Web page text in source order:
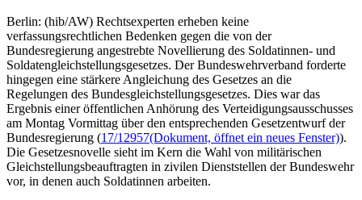
Berlin: (hib/AW) Rechtsexperten erheben keine
verfassungsrechtlichen Bedenken gegen die von der
Bundesregierung angestrebte Novellierung des Soldatinnen- und
Soldatengleichstellungsgesetzes. Der Bundeswehrverband forderte
hingegen eine stärkere Angleichung des Gesetzes an die
Regelungen des Bundesgleichstellungsgesetzes. Dies war das
Ergebnis einer öffentlichen Anhörung des Verteidigungsausschusses
am Montag Vormittag über den entsprechenden Gesetzentwurf der
Bundesregierung (17/12957(Dokument, öffnet ein neues Fenster)).
Die Gesetzesnovelle sieht im Kern die Wahl von militärischen
Gleichstellungsbeauftragten in zivilen Dienststellen der Bundeswehr
vor, in denen auch Soldatinnen arbeiten.